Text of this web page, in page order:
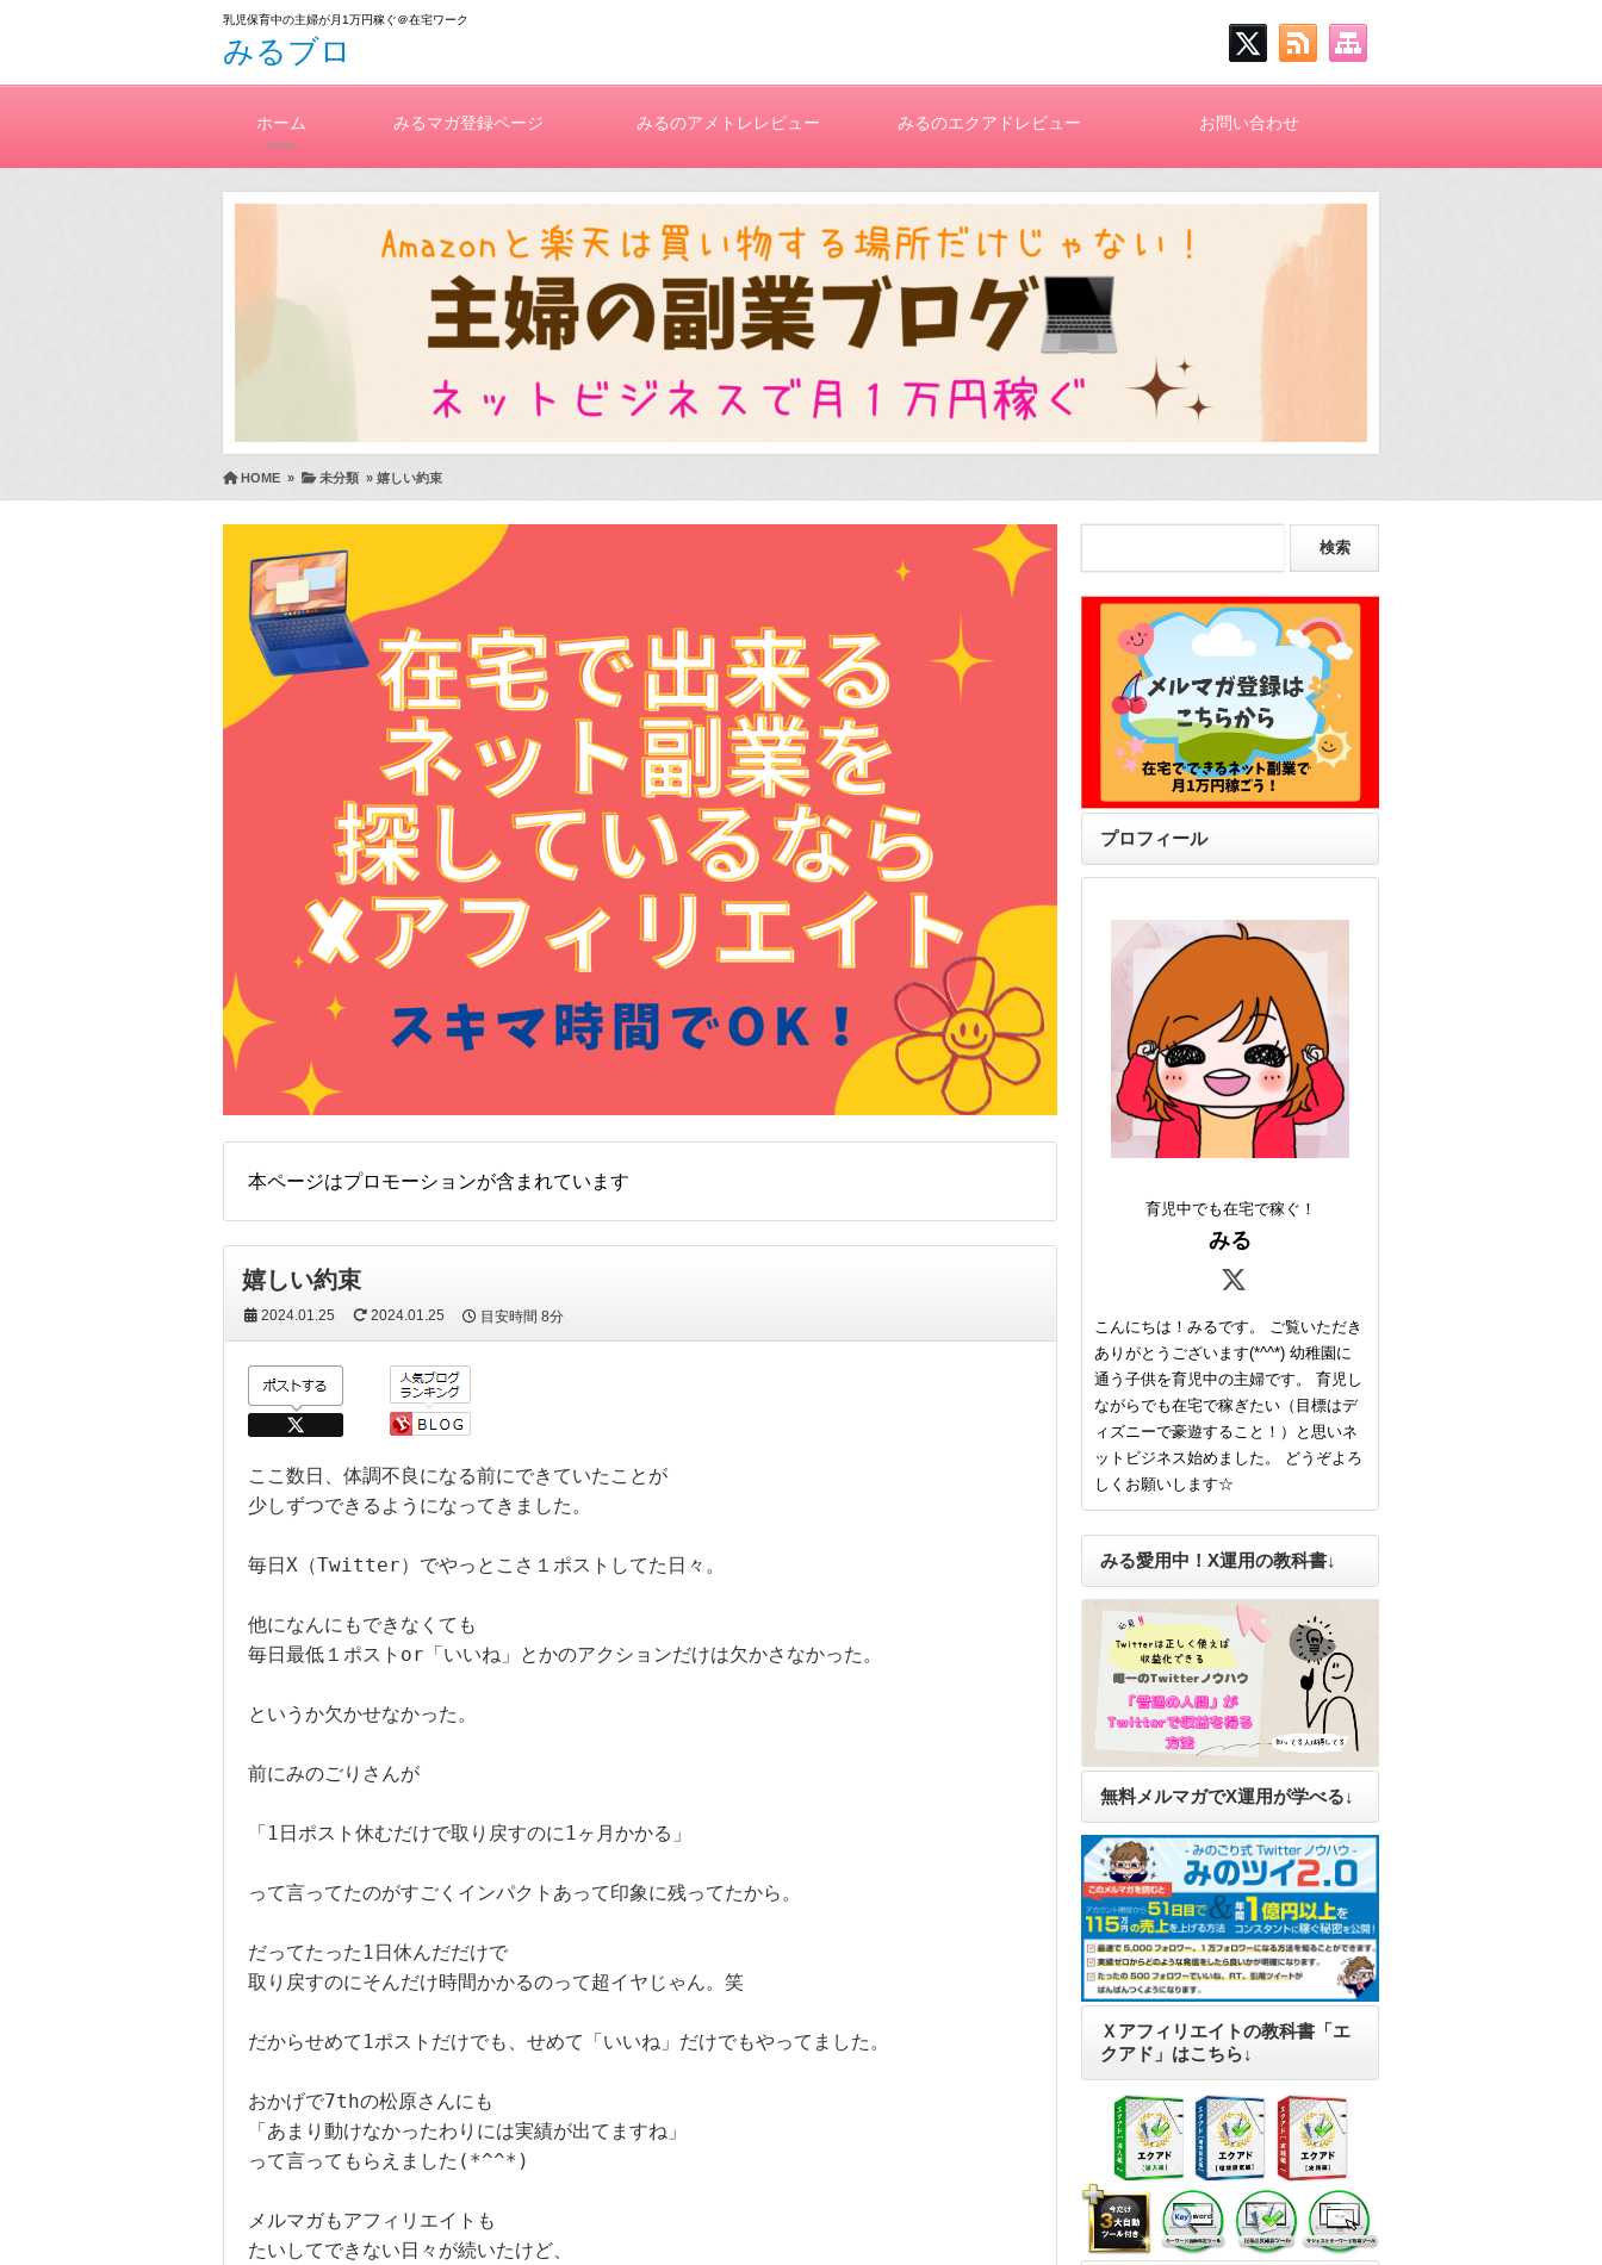
乳児保育中の主婦が月1万円稼ぐ＠在宅ワーク
みるブロ
ホーム
home
みるマガ登録ページ みるのアメトレレビュー みるのエクアドレビュー お問い合わせ
HOME » 未分類 » 嬉しい約束
本ページはプロモーションが含まれています
嬉しい約束
2024.01.25 2024.01.25 目安時間8分
ここ数日、体調不良になる前にできていたことが
少しずつできるようになってきました。
毎日X（Twitter）でやっとこさ１ポストしてた日々。
他になんにもできなくても
毎日最低１ポストor「いいね」とかのアクションだけは欠かさなかった。
というか欠かせなかった。
前にみのごりさんが
「1日ポスト休むだけで取り戻すのに1ヶ月かかる」
って言ってたのがすごくインパクトあって印象に残ってたから。
だってたった1日休んだだけで
取り戻すのにそんだけ時間かかるのって超イヤじゃん。笑
だからせめて1ポストだけでも、せめて「いいね」だけでもやってました。
おかげで7thの松原さんにも
「あまり動けなかったわりには実績が出てますね」
って言ってもらえました(*^^*)
メルマガもアフィリエイトも
たいしてできない日々が続いたけど、
プロフィール
育児中でも在宅で稼ぐ！
みる
こんにちは！みるです。 ご覧いただき
ありがとうございます(*^^*) 幼稚園に
通う子供を育児中の主婦です。 育児し
ながらでも在宅で稼ぎたい（目標はデ
ィズニーで豪遊すること！）と思いネ
ットビジネス始めました。 どうぞよろ
しくお願いします☆
みる愛用中！X運用の教科書↓
無料メルマガでX運用が学べる↓
Ｘアフィリエイトの教科書「エ
クアド」はこちら↓